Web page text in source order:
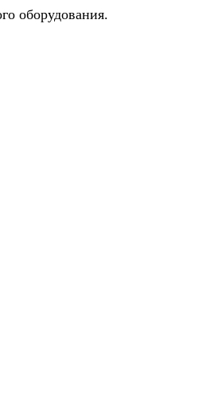
оборудования.